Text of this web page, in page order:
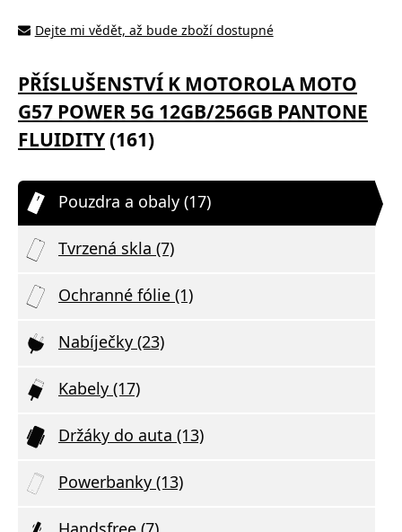
Dejte mi vědět, až bude zboží dostupné
PŘÍSLUŠENSTVÍ K MOTOROLA MOTO
G57 POWER 5G 12GB/256GB PANTONE
FLUIDITY(161)
Pouzdra a obaly (17)
Tvrzená skla (7)
Ochranné fólie (1)
Nabíječky (23)
Kabely (17)
Držáky do auta (13)
Powerbanky (13)